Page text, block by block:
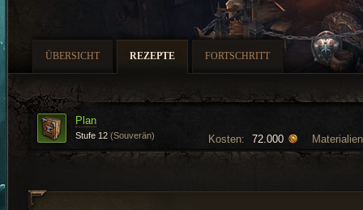
ÜBERSICHT REZEPTE FORTSCHRITT
Kosten: 72.000
Plan
Stufe 12 (Souverän)